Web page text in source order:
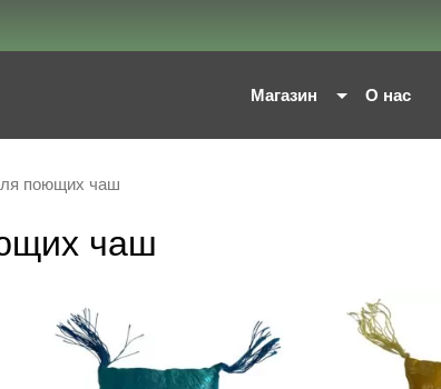
Магазин О нас
поющих чаш
чаш